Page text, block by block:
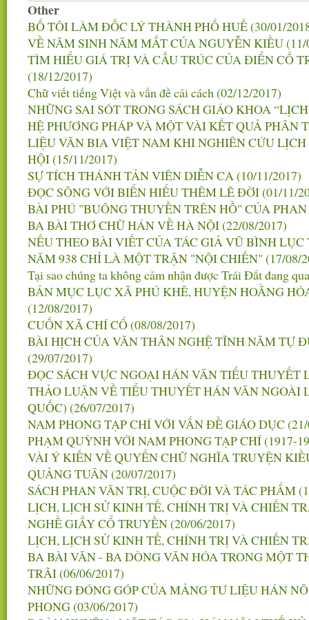
Other
BỐ TÔI LÀM ĐỐC LÝ THÀNH PHỐ HUẾ(30/01/
VỀ NĂM SINH NĂM MẤT CỦA NGUYỄN KIỀU
TÌM HIỂU GIÁ TRỊ VÀ CẤU TRÚC CỦA ĐIỂN CỐ
(18/12/2017)
Chữ viết tiếng Việt và vấn đề cải cách(02/12/2017)
NHỮNG SAI SÓT TRONG SÁCH GIÁO KHOA
HỆ PHƯƠNG PHÁP VÀ MỘT VÀI KẾT QUẢ PHÂN
LIỆU VĂN BIA VIỆT NAM KHI NGHIÊN CỨU
HỘI(15/11/2017)
SỰ TÍCH THÁNH TẢN VIÊN DIỄN CA(10/11/2017)
ĐỌC SÔNG VỚI BIỂN HIỂU THÊM LẼ ĐỜI(01/11/
BÀI PHÚ "BUÔNG THUYỀN TRÊN HỒ" CỦA
BA BÀI THƠ CHỮ HÁN VỀ HÀ NỘI(22/08/2017)
NẾU THEO BÀI VIẾT CỦA TÁC GIẢ VŨ BÌNH
NĂM 938 CHỈ LÀ MỘT TRẬN "NỘI CHIẾN" (17/08/
Tại sao chúng ta không cảm nhận được Trái Đất đang
BẢN MỤC LỤC XÃ PHÚ KHÊ, HUYỆN HOẰNG
(12/08/2017)
CUỐN XÃ CHÍ CỔ(08/08/2017)
BÀI HỊCH CỦA VĂN THÂN NGHỆ TĨNH NĂM TỰ
(29/07/2017)
ĐỌC SÁCH VỰC NGOẠI HÁN VĂN TIỂU THUYẾT
THẢO LUẬN VỀ TIỂU THUYẾT HÁN VĂN NGOÀI
QUỐC) (26/07/2017)
NAM PHONG TẠP CHÍ VỚI VẤN ĐỀ GIÁO DỤC
PHẠM QUỲNH VỚI NAM PHONG TẠP CHÍ (1917-
VÀI Ý KIẾN VỀ QUYỂN CHỮ NGHĨA TRUYỆN
QUẢNG TUÂN(20/07/2017)
SÁCH PHAN VĂN TRỊ, CUỘC ĐỜI VÀ TÁC PHẨM
LỊCH, LỊCH SỬ KINH TẾ, CHÍNH TRỊ VÀ CHIẾN
NGHỀ GIẤY CỔ TRUYỀN(20/06/2017)
LỊCH, LỊCH SỬ KINH TẾ, CHÍNH TRỊ VÀ CHIẾN
BA BÀI VĂN - BA DÒNG VĂN HÓA TRONG MỘT
TRÃI(06/06/2017)
NHỮNG ĐÓNG GÓP CỦA MẢNG TƯ LIỆU HÁN
PHONG(03/06/2017)